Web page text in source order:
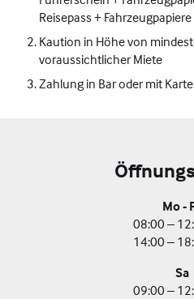
Reisepass +
Kaution in Höhe von
voraussichtlicher Miete
Zahlung in Bar oder mit Karte
Mo -
08:00 –
14:00 –
Sa
09:00 –